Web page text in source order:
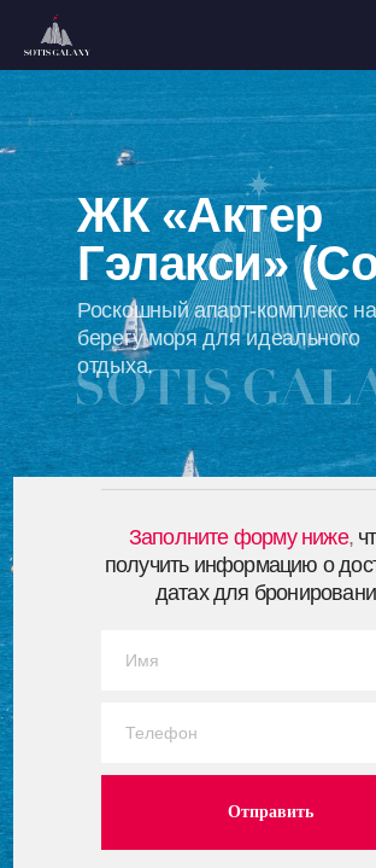
Отправить
Заполните форму ниже,
получить информацию о
датах для
ЖК «Актер
Гэлакси»
Роскошный апарт-комплекс на
берегу моря для идеального
отдыха.